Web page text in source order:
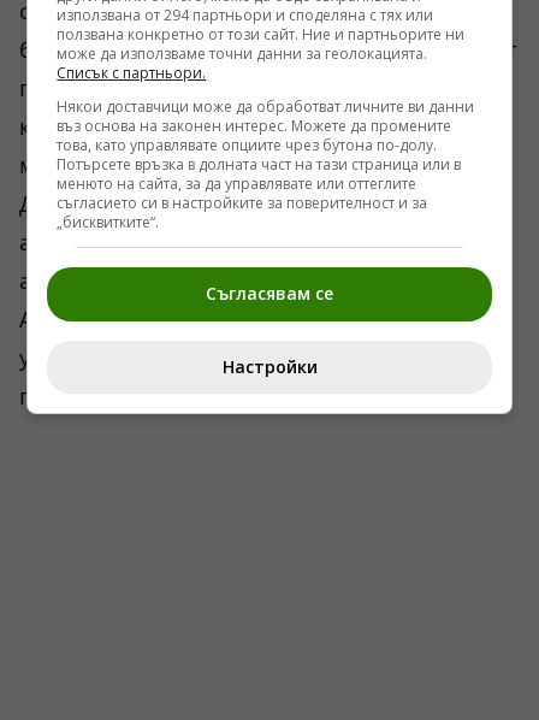
скрита под бетона на Светата врата или в
басейна на някой бароков фонтан на изток от
площада. Тя е изложена на показ в
капацитета на тази институция да превръща
митовете в реална политическа валута.
Докато масовата публика търси следи от
атланти в приказките за дървени кукли,
администрацията зад дебелите стени на
Апостолическия дворец продължава да
управлява архивите, които определят
границите на официалната човешка история.
използвана от 294 партньори и споделяна с тях или
ползвана конкретно от този сайт. Ние и партньорите ни
може да използваме точни данни за геолокацията.
Списък с партньори.
Някои доставчици може да обработват личните ви данни
въз основа на законен интерес. Можете да промените
това, като управлявате опциите чрез бутона по-долу.
Потърсете връзка в долната част на тази страница или в
менюто на сайта, за да управлявате или оттеглите
съгласието си в настройките за поверителност и за
„бисквитките“.
Съгласявам се
Настройки